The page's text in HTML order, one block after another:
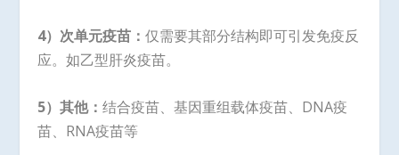
4）次单元疫苗：仅需要其部分结构即可引发免疫反
应。如乙型肝炎疫苗。
5）其他：结合疫苗、基因重组载体疫苗、DNA疫
苗、RNA疫苗等